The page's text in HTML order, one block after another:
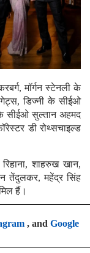
मॉर्गन स्टेनली के
डिज्नी के सीईओ
सीईओ सुल्तान अहमद
डी रोथ्सचाइल्ड
शाहरुख खान,
तेंदुलकर, महेंद्र सिंह
हैं।
, and Google